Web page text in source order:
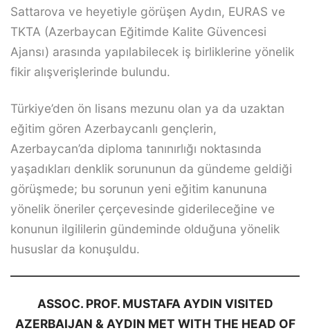
Sattarova ve heyetiyle görüşen Aydın, EURAS ve
TKTA (Azerbaycan Eğitimde Kalite Güvencesi
Ajansı) arasında yapılabilecek iş birliklerine yönelik
fikir alışverişlerinde bulundu.
Türkiye’den ön lisans mezunu olan ya da uzaktan
eğitim gören Azerbaycanlı gençlerin,
Azerbaycan’da diploma tanınırlığı noktasında
yaşadıkları denklik sorununun da gündeme geldiği
görüşmede; bu sorunun yeni eğitim kanununa
yönelik öneriler çerçevesinde giderileceğine ve
konunun ilgililerin gündeminde olduğuna yönelik
hususlar da konuşuldu.
ASSOC. PROF. MUSTAFA AYDIN VISITED
AZERBAIJAN & AYDIN MET WITH THE HEAD OF